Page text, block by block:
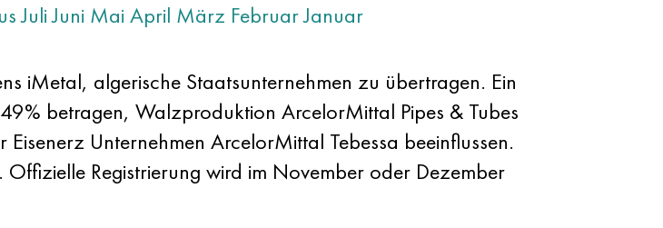
Juli Juni Mai April März FebruarJanuar
iMetal, algerische Staatsunternehmen zu übertragen. Ein
betragen, Walzproduktion ArcelorMittal Pipes & Tubes
Unternehmen ArcelorMittal Tebessa beeinflussen.
Registrierung wird im November oder Dezember